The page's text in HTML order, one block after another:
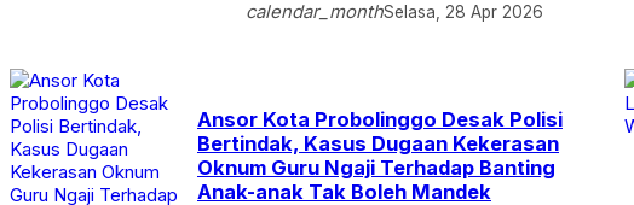
calendar_monthSelasa, 28 Apr 2026
Ansor Kota Probolinggo Desak Polisi
Bertindak, Kasus Dugaan Kekerasan
Oknum Guru Ngaji Terhadap Banting
Anak-anak Tak Boleh Mandek